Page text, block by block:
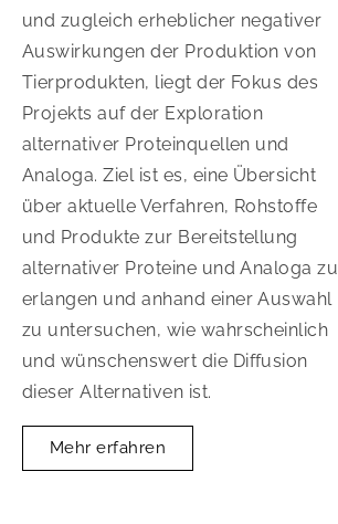
und zugleich erheblicher negativer
Auswirkungen der Produktion von
Tierprodukten, liegt der Fokus des
Projekts auf der Exploration
alternativer Proteinquellen und
Analoga. Ziel ist es, eine Übersicht
über aktuelle Verfahren, Rohstoffe
und Produkte zur Bereitstellung
alternativer Proteine und Analoga zu
erlangen und anhand einer Auswahl
zu untersuchen, wie wahrscheinlich
und wünschenswert die Diffusion
dieser Alternativen ist.
Mehr erfahren